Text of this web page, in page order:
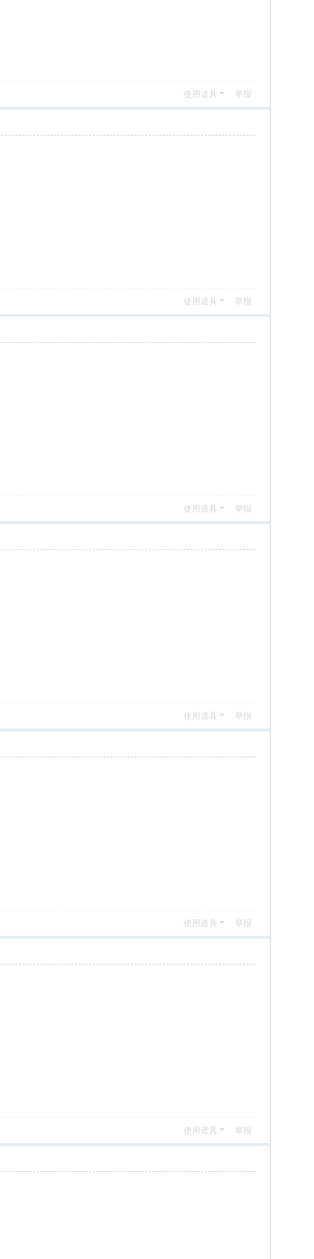
使用道具 举报
使用道具 举报
使用道具 举报
使用道具 举报
使用道具 举报
使用道具 举报